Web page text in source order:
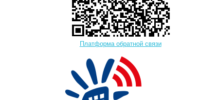
Платформа обратной связи